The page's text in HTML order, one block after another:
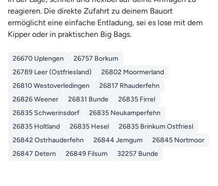
reagieren. Die direkte Zufahrt zu deinem Bauort
ermöglicht eine einfache Entladung, sei es lose mit dem
Kipper oder in praktischen Big Bags.
26670 Uplengen
26757 Borkum
26789 Leer (Ostfriesland)
26802 Moormerland
26810 Westoverledingen
26817 Rhauderfehn
26826 Weener
26831 Bunde
26835 Firrel
26835 Schwerinsdorf
26835 Neukamperfehn
26835 Holtland
26835 Hesel
26835 Brinkum Ostfriesl
26842 Ostrhauderfehn
26844 Jemgum
26845 Nortmoor
26847 Detern
26849 Filsum 32257 Bunde